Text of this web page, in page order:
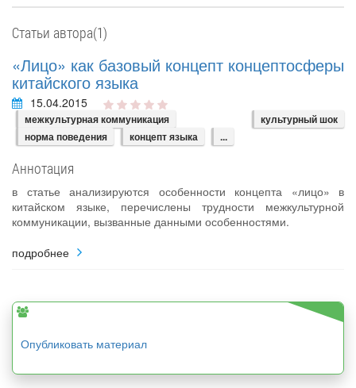
Статьи автора(1)
«Лицо» как базовый концепт концептосферы
китайского языка
15.04.2015
межкультурная коммуникация
культурный шок
норма поведения
концепт языка ...
Аннотация
в статье анализируются особенности концепта «лицо» в
китайском языке, перечислены трудности межкультурной
коммуникации, вызванные данными особенностями.
подробнее
Опубликовать материал